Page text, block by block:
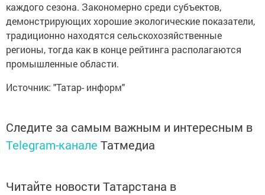
каждого сезона. Закономерно среди субъектов,
демонстрирующих хорошие экологические показатели,
традиционно находятся сельскохозяйственные
регионы, тогда как в конце рейтинга располагаются
промышленные области.
Источник: "Татар- информ"
Следите за самым важным и интересным в
Telegram-канале Татмедиа
Читайте новости Татарстана в